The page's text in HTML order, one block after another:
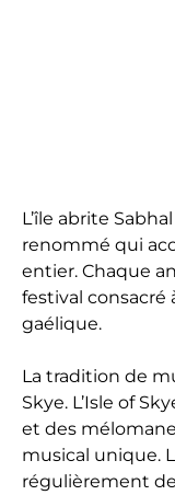
L’île abrite
renommé qui
entier. Chaque
festival consacré
gaélique.
La tradition de
Skye. L’Isle of
et des
musical unique.
régulièrement